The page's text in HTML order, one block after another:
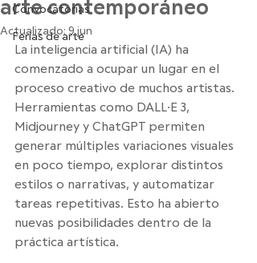
Convocatorias
Ferias de arte
arte contemporáneo
Actualizado: 9 jun
La inteligencia artificial (IA) ha
comenzado a ocupar un lugar en el
proceso creativo de muchos artistas.
Herramientas como DALL·E 3,
Midjourney y ChatGPT permiten
generar múltiples variaciones visuales
en poco tiempo, explorar distintos
estilos o narrativas, y automatizar
tareas repetitivas. Esto ha abierto
nuevas posibilidades dentro de la
práctica artística.